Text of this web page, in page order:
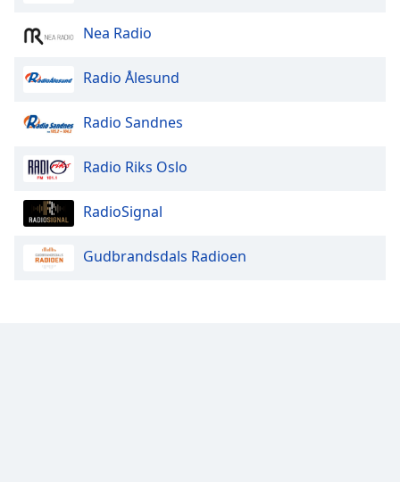
Nea Radio
Radio Ålesund
Radio Sandnes
Radio Riks Oslo
RadioSignal
Gudbrandsdals Radioen